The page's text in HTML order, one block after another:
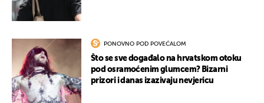
PONOVNO POD POVEĆALOM
Što se sve događalo na hrvatskom otoku
pod osramoćenim glumcem? Bizarni
prizori i danas izazivaju nevjericu